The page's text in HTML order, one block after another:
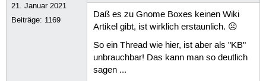
21. Januar 2021
Beiträge: 1169
Daß es zu Gnome Boxes keinen Wiki
Artikel gibt, ist wirklich erstaunlich. ☹
So ein Thread wie hier, ist aber als "KB"
unbrauchbar! Das kann man so deutlich
sagen ...